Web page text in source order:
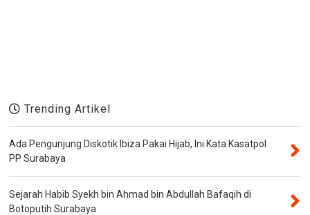
Trending Artikel
Ada Pengunjung Diskotik Ibiza Pakai Hijab, Ini Kata Kasatpol
PP Surabaya
Sejarah Habib Syekh bin Ahmad bin Abdullah Bafaqih di
Botoputih Surabaya